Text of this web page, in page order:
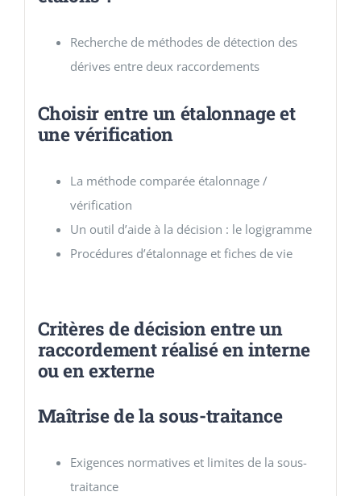
Recherche de méthodes de détection des
dérives entre deux raccordements
Choisir entre un étalonnage et
une vérification
La méthode comparée étalonnage /
vérification
Un outil d’aide à la décision : le logigramme
Procédures d’étalonnage et fiches de vie
Critères de décision entre un
raccordement réalisé en interne
ou en externe
Maîtrise de la sous-traitance
Exigences normatives et limites de la sous-
traitance